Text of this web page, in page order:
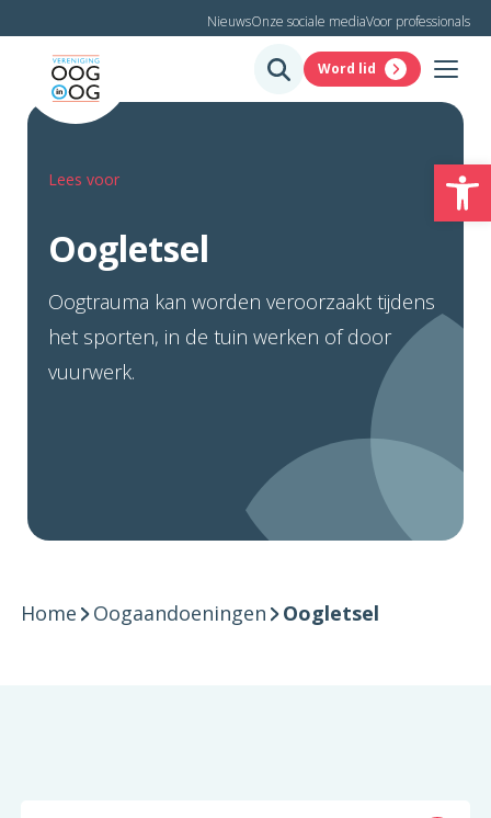
NieuwsOnze sociale mediaVoor professionals
Word lid
Lees voor
Oogletsel
Oogtrauma kan worden veroorzaakt tijdens
het sporten, in de tuin werken of door
vuurwerk.
Home Oogaandoeningen Oogletsel